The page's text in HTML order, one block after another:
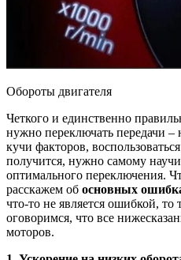
Обороты двигателя
Четкого и единственно
нужно переключать передачи –
кучи факторов,
получится, нужно самому
оптимального переключения.
расскажем об основных
что-то не является ошибкой,
оговоримся, что все
моторов.